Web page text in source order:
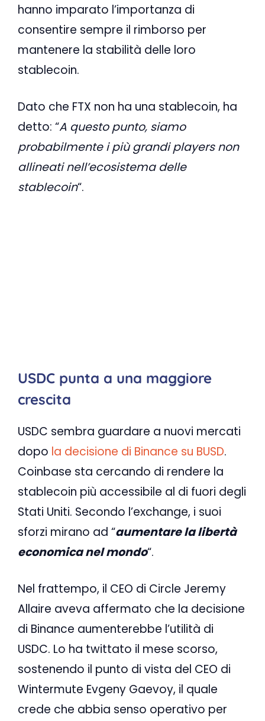
hanno imparato l’importanza di
consentire sempre il rimborso per
mantenere la stabilità delle loro
stablecoin.
Dato che FTX non ha una stablecoin, ha
detto: “A questo punto, siamo
probabilmente i più grandi players non
allineati nell’ecosistema delle
stablecoin“.
USDC punta a una maggiore
crescita
USDC sembra guardare a nuovi mercati
dopo la decisione di Binance su BUSD.
Coinbase sta cercando di rendere la
stablecoin più accessibile al di fuori degli
Stati Uniti. Secondo l’exchange, i suoi
sforzi mirano ad “aumentare la libertà
economica nel mondo“.
Nel frattempo, il CEO di Circle Jeremy
Allaire aveva affermato che la decisione
di Binance aumenterebbe l’utilità di
USDC. Lo ha twittato il mese scorso,
sostenendo il punto di vista del CEO di
Wintermute Evgeny Gaevoy, il quale
crede che abbia senso operativo per